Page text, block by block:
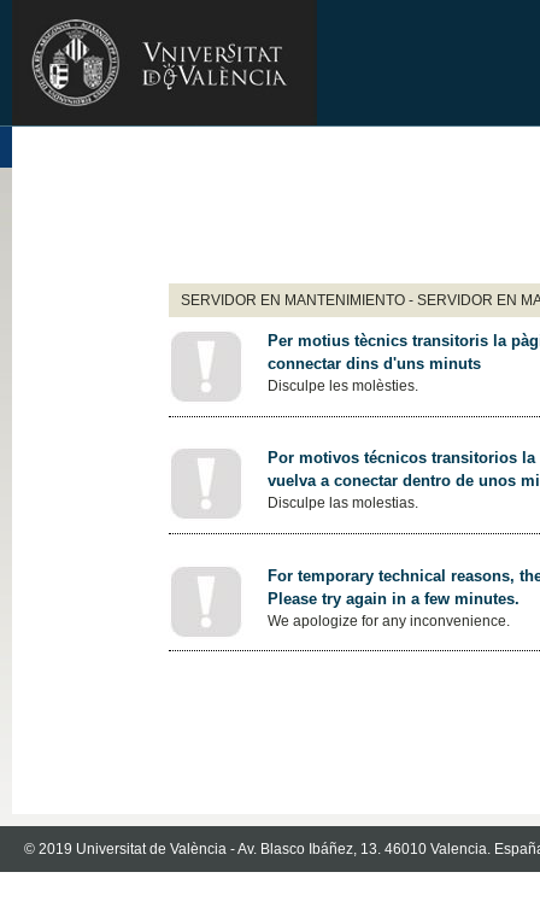
SERVIDOR EN MANTENIMIENTO - SERVIDOR EN
Per motius tècnics transitoris la
connectar dins d'uns minuts
Disculpe les molèsties.
Por motivos técnicos transitorios
vuelva a conectar dentro de unos
Disculpe las molestias.
For temporary technical reasons,
Please try again in a few minutes.
We apologize for any inconvenience.
© 2019 Universitat de València - Av. Blasco Ibáñez, 13. 46010 Valencia.